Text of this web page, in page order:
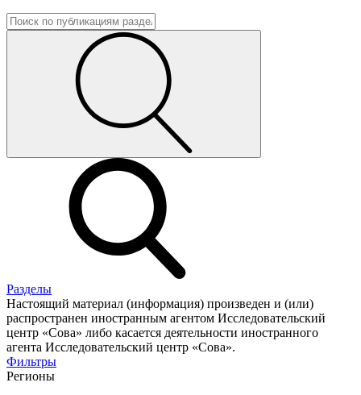
Разделы
Настоящий материал (информация) произведен и (или)
распространен иностранным агентом Исследовательский
центр «Сова» либо касается деятельности иностранного
агента Исследовательский центр «Сова».
Фильтры
Регионы